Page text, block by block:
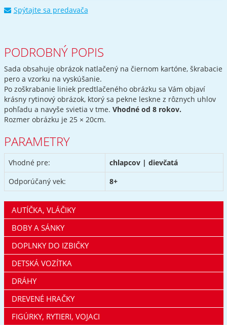
Spýtajte sa predavača
PODROBNÝ POPIS
Sada obsahuje obrázok natlačený na čiernom kartóne, škrabacie
pero a vzorku na vyskúšanie.
Po zoškrabanie liniek predtlačeného obrázku sa Vám objaví
krásny rytinový obrázok, ktorý sa pekne leskne z rôznych uhlov
pohľadu a navyše svietia v tme. Vhodné od 8 rokov.
Rozmer obrázku je 25 × 20cm.
PARAMETRY
Vhodné pre:
chlapcov | dievčatá
Odporúčaný vek:
8+
AUTÍČKA, VLÁČIKY
BOBY A SÁNKY
DOPLNKY DO IZBIČKY
DETSKÁ VOZÍTKA
DRÁHY
DREVENÉ HRAČKY
FIGÚRKY, RYTIERI, VOJACI